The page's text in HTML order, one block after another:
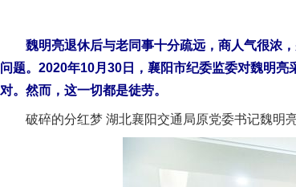
魏明亮退休后与老同事十分疏远，商人气很浓，
问题。2020年10月30日，襄阳市纪委监委对魏明
对。然而，这一切都是徒劳。
破碎的分红梦 湖北襄阳交通局原党委书记魏明